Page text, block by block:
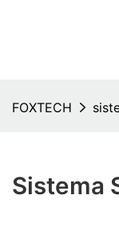
FOXTECH
Sistema